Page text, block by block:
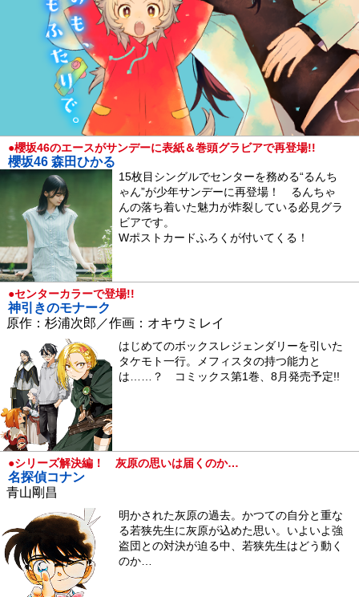
●櫻坂46のエースがサンデーに表紙＆巻頭グラビアで再登場!!
櫻坂46 森田ひかる
15枚目シングルでセンターを務める“るんち
ゃん”が少年サンデーに再登場！ るんちゃ
んの落ち着いた魅力が炸裂している必見グラ
ビアです。
Wポストカードふろくが付いてくる！
●センターカラーで登場!!
神引きのモナーク
原作：杉浦次郎／作画：オキウミレイ
はじめてのボックスレジェンダリーを引いた
タケモト一行。メフィスタの持つ能力と
は……？ コミックス第1巻、8月発売予定!!
●シリーズ解決編！ 灰原の思いは届くのか…
名探偵コナン
青山剛昌
明かされた灰原の過去。かつての自分と重な
る若狭先生に灰原が込めた思い。いよいよ強
盗団との対決が迫る中、若狭先生はどう動く
のか…